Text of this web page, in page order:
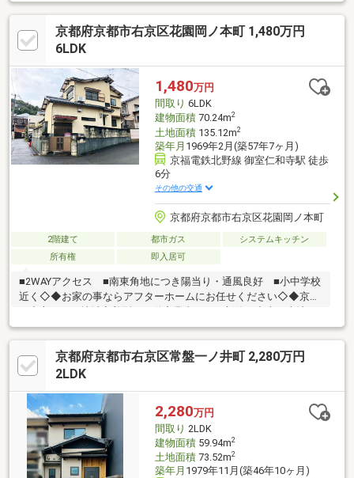
京都府京都市右京区花園岡ノ本町 1,480万円
6LDK
1,480万円
間取り 6LDK
建物面積70.24m2
土地面積135.12m2
築年月 1969年2月(築57年7ヶ月)
京福電鉄北野線 御室仁和寺駅 徒歩
6分
その他の交通
京都府京都市右京区花園岡ノ本町
2階建て 都市ガス
システムキッチン
所有権
即入居可
■2WAYアクセス ■南東角地につき陽当り・通風良好 ■小中学校
近く◇◆お家の事ならアフターホームにお任せください◇◆京都
マンション・リフォーム・建築・住み替えの相談など、お気軽に
ご相談下さい！！お家のことでお困りのことがあれば、ぜひアフ
ターホームへ京都府京都市右京区常盤一ノ井町 2,280万円
2LDK
2,280万円
間取り 2LDK
建物面積59.94m2
土地面積73.52m2
築年月 1979年11月(築46年10ヶ月)